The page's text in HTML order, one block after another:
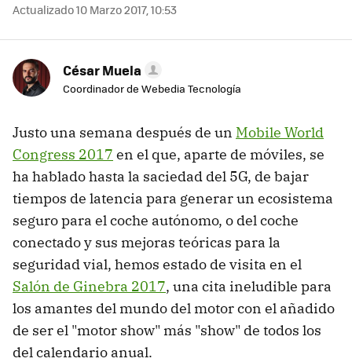
Actualizado 10 Marzo 2017, 10:53
César Muela
Coordinador de Webedia Tecnología
Justo una semana después de un Mobile World
Congress 2017 en el que, aparte de móviles, se
ha hablado hasta la saciedad del 5G, de bajar
tiempos de latencia para generar un ecosistema
seguro para el coche autónomo, o del coche
conectado y sus mejoras teóricas para la
seguridad vial, hemos estado de visita en el
Salón de Ginebra 2017, una cita ineludible para
los amantes del mundo del motor con el añadido
de ser el "motor show" más "show" de todos los
del calendario anual.